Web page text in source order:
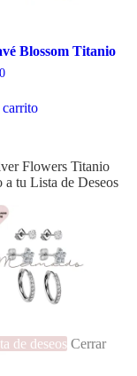
Blossom Titanio
Flowers Titanio
a tu Lista de Deseos
de deseos Cerrar